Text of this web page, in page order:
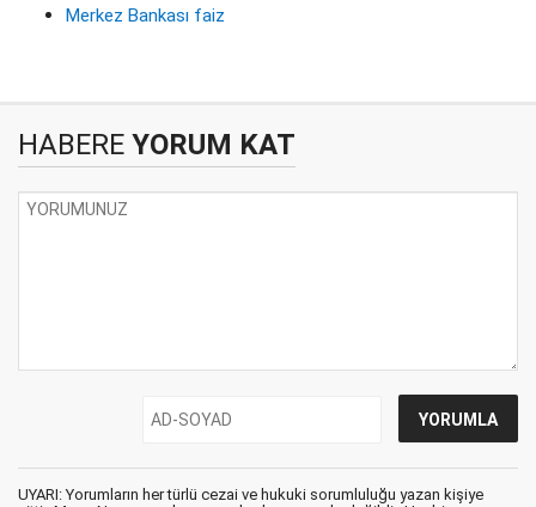
Merkez Bankası faiz
HABERE YORUM KAT
UYARI: Yorumların her türlü cezai ve hukuki sorumluluğu yazan kişiye